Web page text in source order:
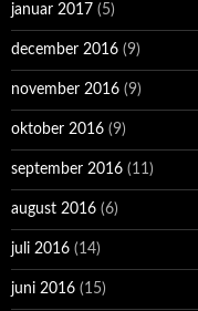
januar 2017 (5)
december 2016 (9)
november 2016 (9)
oktober 2016 (9)
september 2016 (11)
august 2016 (6)
juli 2016 (14)
juni 2016 (15)